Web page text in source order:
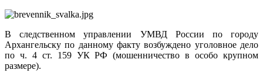
В следственном управлении УМВД России по городу
Архангельску по данному факту возбуждено уголовное дело
по ч. 4 ст. 159 УК РФ (мошенничество в особо крупном
размере).